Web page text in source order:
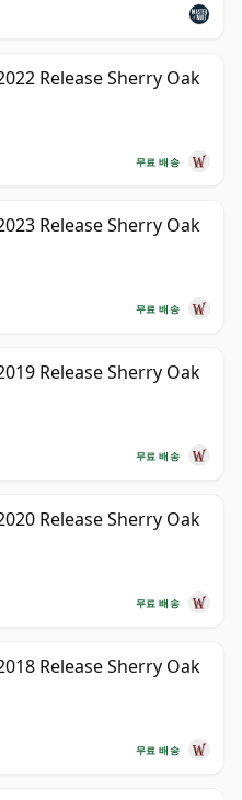
Release Sherry Oak
무료 배송
Release Sherry Oak
무료 배송
Release Sherry Oak
무료 배송
Release Sherry Oak
무료 배송
Release Sherry Oak
무료 배송